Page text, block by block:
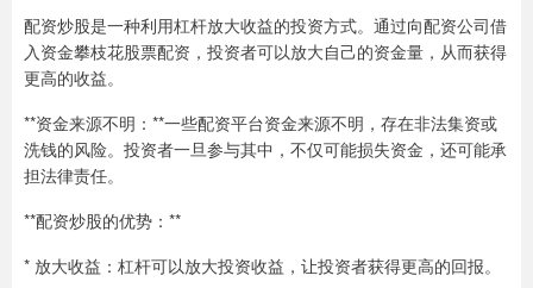
配资炒股是一种利用杠杆放大收益的投资方式。通过向配资公司借
入资金攀枝花股票配资，投资者可以放大自己的资金量，从而获得
更高的收益。
**资金来源不明：**一些配资平台资金来源不明，存在非法集资或
洗钱的风险。投资者一旦参与其中，不仅可能损失资金，还可能承
担法律责任。
**配资炒股的优势：**
* 放大收益：杠杆可以放大投资收益，让投资者获得更高的回报。